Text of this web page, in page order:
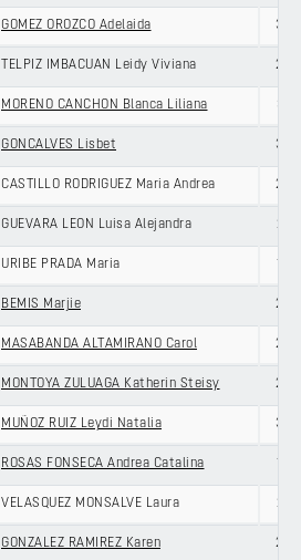
GOMEZ OROZCO Adelaida 30
TELPIZ IMBACUAN Leidy Viviana 20
MORENO CANCHON Blanca Liliana 31
GONCALVES Lisbet 39
CASTILLO RODRIGUEZ Maria Andrea 27
GUEVARA LEON Luisa Alejandra 21
URIBE PRADA Maria 19
BEMIS Marjie 23
MASABANDA ALTAMIRANO Carol 20
MONTOYA ZULUAGA Katherin Steisy 29
MUÑOZ RUIZ Leydi Natalia 38
ROSAS FONSECA Andrea Catalina 19
VELASQUEZ MONSALVE Laura 21
GONZALEZ RAMIREZ Karen 20